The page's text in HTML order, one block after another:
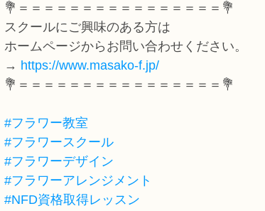
💐＝＝＝＝＝＝＝＝＝＝＝＝＝＝＝＝💐
スクールにご興味のある方は
ホームページからお問い合わせください。
→ https://www.masako-f.jp/
💐＝＝＝＝＝＝＝＝＝＝＝＝＝＝＝＝💐
#フラワー教室
#フラワースクール
#フラワーデザイン
#フラワーアレンジメント
#NFD資格取得レッスン